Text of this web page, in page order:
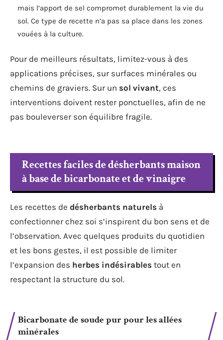
mais l’apport de sel compromet durablement la vie du
sol. Ce type de recette n’a pas sa place dans les zones
vouées à la culture.
Pour de meilleurs résultats, limitez-vous à des
applications précises, sur surfaces minérales ou
chemins de graviers. Sur un sol vivant, ces
interventions doivent rester ponctuelles, afin de ne
pas bouleverser son équilibre fragile.
Recettes faciles de désherbants maison
à base de bicarbonate et de vinaigre
Les recettes de désherbants naturels à
confectionner chez soi s’inspirent du bon sens et de
l’observation. Avec quelques produits du quotidien
et les bons gestes, il est possible de limiter
l’expansion des herbes indésirables tout en
respectant la structure du sol.
Bicarbonate de soude pur pour les allées
minérales